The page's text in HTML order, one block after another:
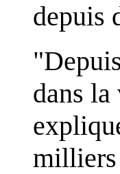
depuis
dans
milliers